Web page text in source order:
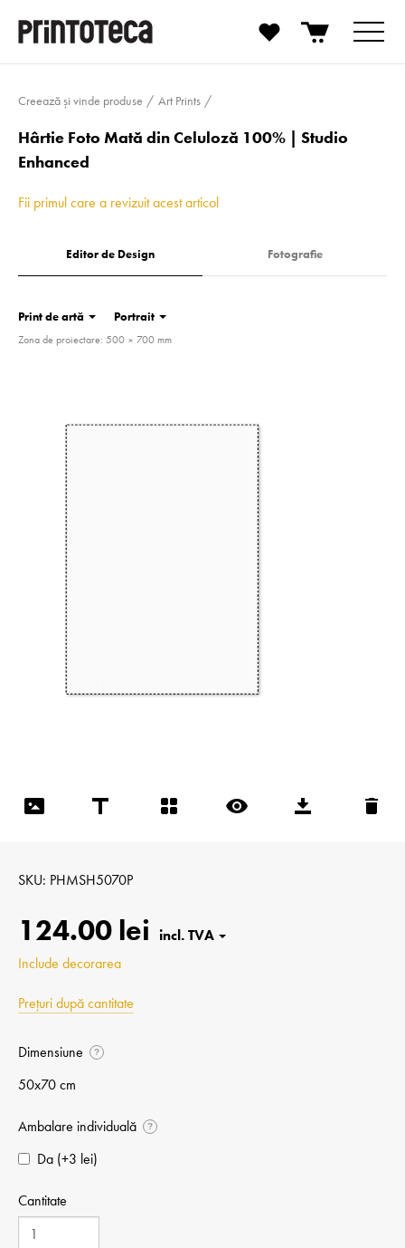
Creează și vinde produse Art Prints
Hârtie Foto Mată din Celuloză 100% | Studio
Enhanced
Fii primul care a revizuit acest articol
Editor de Design Fotografie
Print de artă Portrait
Zona de proiectare: 500 × 700 mm
SKU PHMSH5070P
124.00 lei
Include decorarea
Prețuri după cantitate
Dimensiune ?
50x70 cm
Ambalare individuală ?
Da (+⁠3 lei)
Cantitate